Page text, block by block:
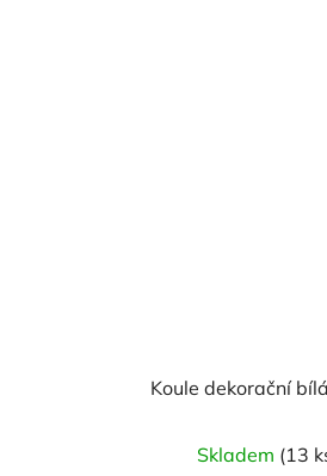
Koule dekorační
Skladem (13